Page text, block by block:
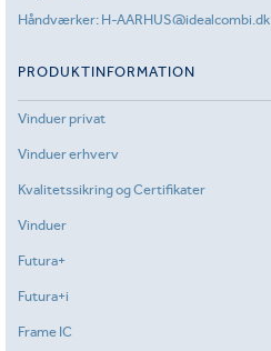
Håndværker: H-AARHUS@idealcombi.dk
PRODUKTINFORMATION
Vinduer privat
Vinduer erhverv
Kvalitetssikring og Certifikater
Vinduer
Futura+
Futura+i
Frame IC